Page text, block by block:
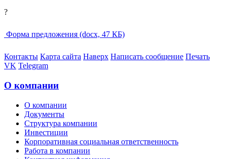
?
Форма предложения (docx, 47 КБ)
Контакты Карта сайта Наверх Написать сообщение Печать
VK Telegram
О компании
О компании
Документы
Структура компании
Инвестиции
Корпоративная социальная ответственность
Работа в компании